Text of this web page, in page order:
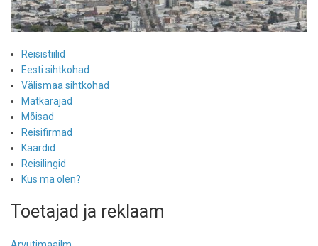
Reisistiilid
Eesti sihtkohad
Välismaa sihtkohad
Matkarajad
Mõisad
Reisifirmad
Kaardid
Reisilingid
Kus ma olen?
Toetajad ja reklaam